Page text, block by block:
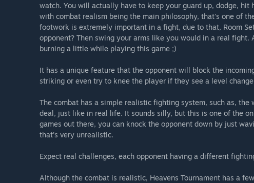
watch. You will actually have to keep your guard up, dodge,
with combat realism being the main philosophy, that's one of
footwork is extremely important in a fight, due to that, Room
opponent? Then swing your arms like you would in a real fight.
burning a little while playing this game ;)
It has a unique feature that the opponent will block the
striking or even try to knee the player if they see a level
The combat has a simple realistic fighting system, such as,
deal, just like in real life. It sounds silly, but this is one of the
games out there, you can knock the opponent down by just
that's very unrealistic.
Expect real challenges, each opponent having a different
Although the combat is realistic, Heavens Tournament has a